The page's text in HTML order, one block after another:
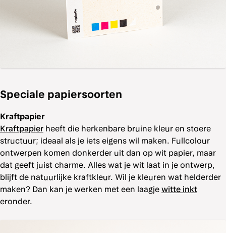
Speciale papiersoorten
Kraftpapier
Kraftpapier heeft die herkenbare bruine kleur en stoere
structuur; ideaal als je iets eigens wil maken. Fullcolour
ontwerpen komen donkerder uit dan op wit papier, maar
dat geeft juist charme. Alles wat je wit laat in je ontwerp,
blijft de natuurlijke kraftkleur. Wil je kleuren wat helderder
maken? Dan kan je werken met een laagje witte inkt
eronder.